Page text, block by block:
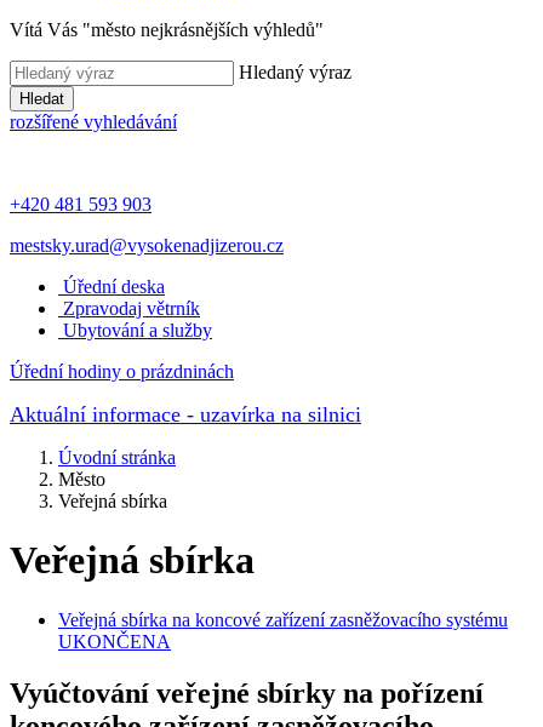
Vítá Vás "město nejkrásnějších výhledů"
Hledaný výraz
Hledat
rozšířené vyhledávání
+420 481 593 903
mestsky.urad@vysokenadjizerou.cz
Úřední deska
Zpravodaj větrník
Ubytování a služby
Úřední hodiny o prázdninách
Aktuální informace - uzavírka na silnici
Úvodní stránka
Město
Veřejná sbírka
Veřejná sbírka
Veřejná sbírka na koncové zařízení zasněžovacího systému
UKONČENA
Vyúčtování veřejné sbírky na pořízení